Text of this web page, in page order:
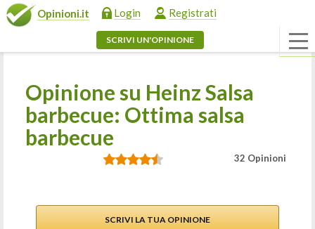
Opinioni.it Login Registrati
SCRIVI UN'OPINIONE
Opinione su Heinz Salsa
barbecue: Ottima salsa
barbecue
32 Opinioni
SCRIVI LA TUA OPINIONE